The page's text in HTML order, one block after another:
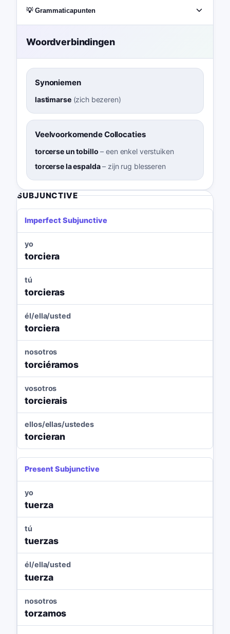
💡 Grammaticapunten
Woordverbindingen
Synoniemen
lastimarse(zich bezeren)
Veelvoorkomende Collocaties
torcerse un tobillo –een enkel verstuiken
torcerse la espalda– zijn rug blesseren
SUBJUNCTIVE
Imperfect Subjunctive
yo
torciera
tú
torcieras
él/ella/usted
torciera
nosotros
torciéramos
vosotros
torcierais
ellos/ellas/ustedes
torcieran
Present Subjunctive
yo
tuerza
tú
tuerzas
él/ella/usted
tuerza
nosotros
torzamos